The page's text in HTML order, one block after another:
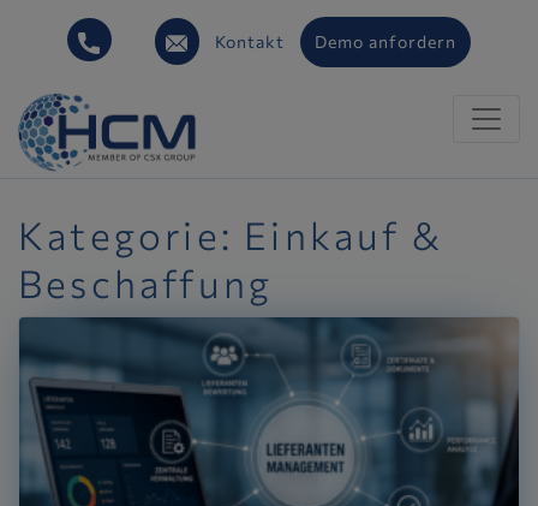
Kontakt Demo anfordern
Kategorie: Einkauf &
Beschaffung